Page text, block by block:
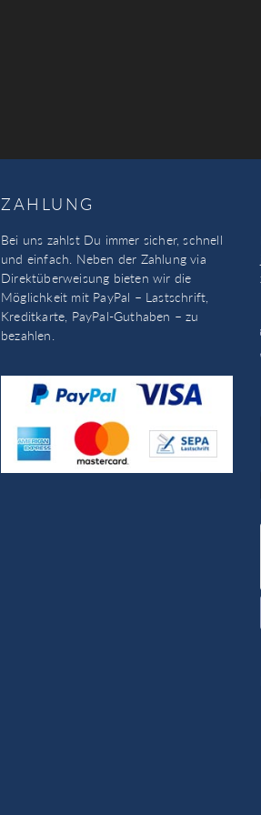
ZAHLUNG
Bei uns zahlst Du immer sicher, schnell
und einfach. Neben der Zahlung via
Direktüberweisung bieten wir die
Möglichkeit mit PayPal – Lastschrift,
Kreditkarte, PayPal-Guthaben – zu
bezahlen.
N
i